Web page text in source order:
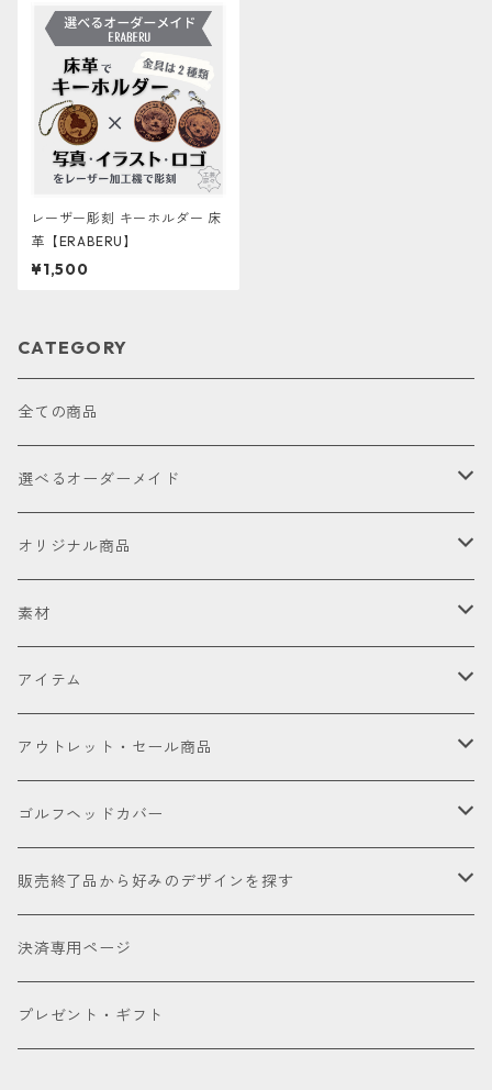
レーザー彫刻 キーホルダー 床
革【ERABERU】
¥1,500
CATEGORY
全ての商品
選べるオーダーメイド
お試し
オリジナル商品
セット販売品
ドライバー
フェアウェイウッド
ユーティリティー
パター
素材
皮革（本革・合成）
国内製高級本革
海外製高級本革
国産織物
金華山（ジャガードパイル）
帆布
アイテム
ゴルフヘッドカバー
ドライバー
ミニドライバー
ゴルフクラブ
ウェッジ
パター
アクセサリー
パターカバーキャッチャー
ネームタグ
ケアグッズ
アウトレット・セール商品
アウトレット商品
セール品会場
ゴルフヘッドカバー
お試し
販売終了品から好みのデザインを探す
色で探す
ブラック
種類で探す
決済専用ページ
プレゼント・ギフト